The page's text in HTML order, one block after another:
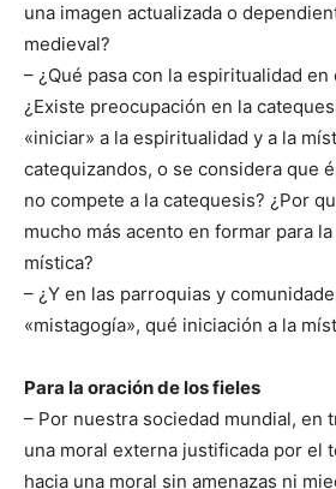
una imagen actualizada o
medieval?
– ¿Qué pasa con la espiritualidad
¿Existe preocupación en la
«iniciar» a la espiritualidad y a la
catequizandos, o se considera que
no compete a la catequesis? ¿Por
mucho más acento en formar para
mística?
– ¿Y en las parroquias y
«mistagogía», qué iniciación a la
Para la oración de los fieles
– Por nuestra sociedad mundial, en
una moral externa justificada por el
hacia una moral sin amenazas ni